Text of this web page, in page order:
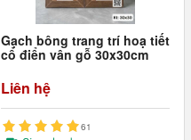
Gạch bông trang trí hoạ tiết
cổ điển vân gỗ 30x30cm
Liên hệ
61